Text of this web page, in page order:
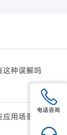
这种误解吗
用场景
电话咨询